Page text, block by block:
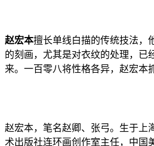
赵宏本擅长单线白描的传统技法，
的刻画，尤其是对衣纹的处理，已
来。一百零八将性格各异，赵宏本
赵宏本，笔名赵卿、张弓。生于上
术出版社连环画创作室主任，中国